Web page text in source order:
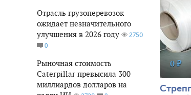
Отрасль грузоперевозок
ожидает незначительного
улучшения в 2026 году
2750
0
Рыночная стоимость
Caterpillar превысила 300
миллиардов долларов на
0 ₽